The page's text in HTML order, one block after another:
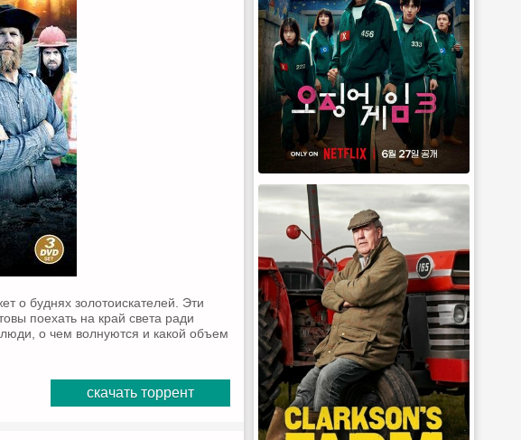
о буднях золотоискателей. Эти
поехать на край света ради
люди, о чем волнуются и какой объем
скачать торрент